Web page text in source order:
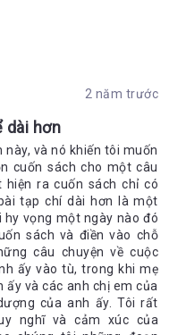
câu chuyện với hai mặt
bị kết tội ám sát giáo sỹ
đồng bọn thực hiện vụ
cha hết mực ấm áp, yêu
chúng ta có quyền được
không thể đổ lỗi cho Z bởi
bố khét tiếng. Bởi nếu
rằng, chính anh chỉ mong
khoáng và giàu lòng yêu
cố tình, đã khéo léo dựng
về cuộc chiến tranh khốc
sắc tộc gay gắt giữa người
về mối quan hệ lúc bạn bè
chiến…
có quyền được lựa chọn
mình: trở thành một ai đó,
2 năm trước
dài hơn
và nó khiến tôi muốn
cuốn sách cho một câu
hiện ra cuốn sách chỉ có
tạp chí dài hơn là một
vọng một ngày nào đó
sách và điền vào chỗ
câu chuyện về cuộc
ấy vào tù, trong khi mẹ
và các anh chị em của
của anh ấy. Tôi rất
nghĩ và cảm xúc của